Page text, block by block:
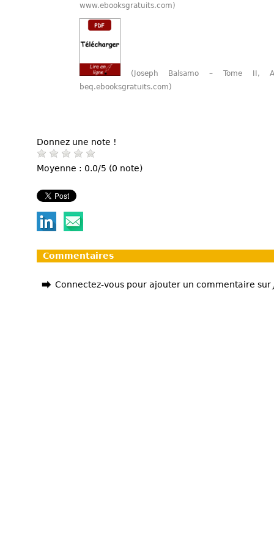
www.ebooksgratuits.com)
(Joseph Balsamo – Tome II,
beq.ebooksgratuits.com)
Donnez une note !
Moyenne : 0.0/5 (0 note)
Commentaires
Connectez-vous pour ajouter un commentaire sur